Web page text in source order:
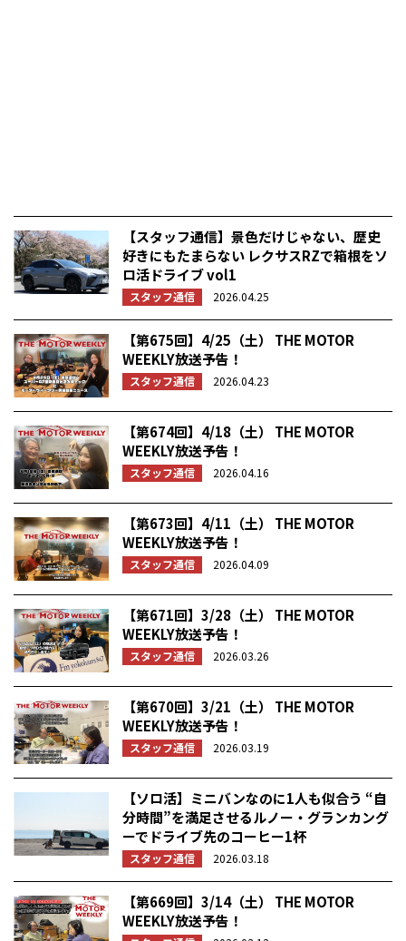
【スタッフ通信】景色だけじゃない、歴史
好きにもたまらない レクサスRZで箱根をソ
ロ活ドライブ vol1
スタッフ通信 2026.04.25
【第675回】4/25（土） THE MOTOR
WEEKLY放送予告！
スタッフ通信 2026.04.23
【第674回】4/18（土） THE MOTOR
WEEKLY放送予告！
スタッフ通信 2026.04.16
【第673回】4/11（土） THE MOTOR
WEEKLY放送予告！
スタッフ通信 2026.04.09
【第671回】3/28（土） THE MOTOR
WEEKLY放送予告！
スタッフ通信 2026.03.26
【第670回】3/21（土） THE MOTOR
WEEKLY放送予告！
スタッフ通信 2026.03.19
【ソロ活】ミニバンなのに1人も似合う “自
分時間”を満足させるルノー・グランカング
ーでドライブ先のコーヒー1杯
スタッフ通信 2026.03.18
【第669回】3/14（土） THE MOTOR
WEEKLY放送予告！